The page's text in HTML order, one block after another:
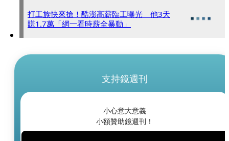
打工族快來搶！酷澎高薪臨工曝光 他3天
賺1.7萬「網一看時薪全暴動」
支持鏡週刊
小心意大意義
小額贊助鏡週刊！